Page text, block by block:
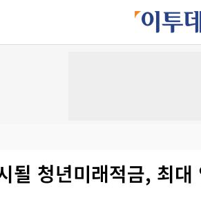
될 청년미래적금, 최